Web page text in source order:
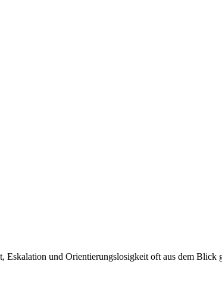
und Orientierungslosigkeit oft aus dem Blick